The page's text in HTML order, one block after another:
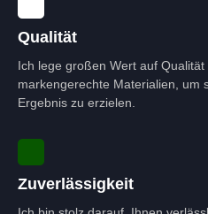
Qualität
Ich lege großen Wert auf
markengerechte Materialien, um
Ergebnis zu erzielen.
Zuverlässigkeit